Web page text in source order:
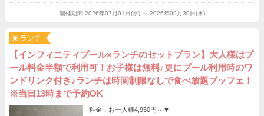
開催期間 2026年07月01日(水) ～ 2026年09月30日(水)
【インフィニティプール×ランチのセットプラン】大人様はプ
ール料金半額で利用可！お子様は無料♪更にプール利用時のワ
ンドリンク付き♪ランチは時間制限なしで食べ放題ブッフェ！
※当日13時まで予約OK
料金：お一人様4,950円～ ▼